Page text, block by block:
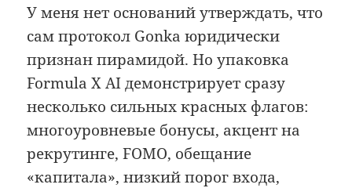
У меня нет оснований утверждать, что
сам протокол Gonka юридически
признан пирамидой. Но упаковка
Formula X AI демонстрирует сразу
несколько сильных красных флагов:
многоуровневые бонусы, акцент на
рекрутинге, FOMO, обещание
«капитала», низкий порог входа,